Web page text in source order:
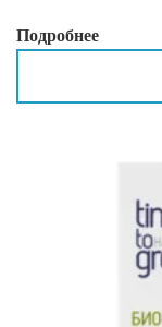
Подробнее